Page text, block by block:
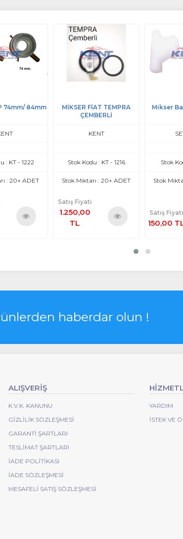
TEMPRA
: KT - 1216
: 20+ ADET
Mikser Bağlantı Dirsek
SEVMAK
Stok Kodu : KNT125
Stok Miktarı : 20+ ADET
Satış Fiyatı
150,00 TL
Stok
Stok
1.200,00
TL
haberdar olun !
ALIŞVERİŞ
K.V.K. KANUNU
GIZLILIK SÖZLEŞMESI
GARANTI ŞARTLARI
TESLIMAT ŞARTLARI
İADE POLITIKASI
İADE SÖZLEŞMESI
MESAFELİ SATIŞ SÖZLEŞMESİ
YARDIM
İSTEK VE